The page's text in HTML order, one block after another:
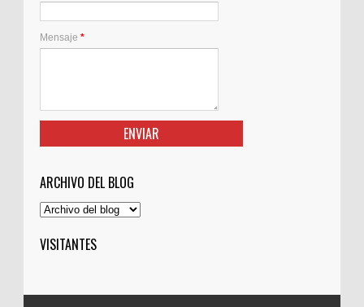
Mensaje *
ARCHIVO DEL BLOG
VISITANTES